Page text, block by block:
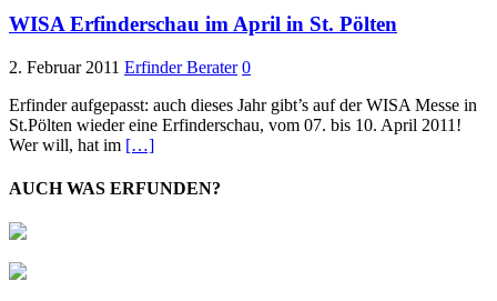
WISA Erfinderschau im April in St. Pölten
2. Februar 2011 Erfinder Berater 0
Erfinder aufgepasst: auch dieses Jahr gibt’s auf der WISA Messe in
St.Pölten wieder eine Erfinderschau, vom 07. bis 10. April 2011!
Wer will, hat im […]
AUCH WAS ERFUNDEN?